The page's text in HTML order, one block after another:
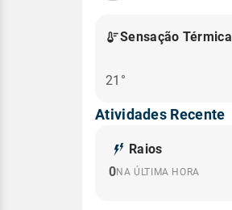
Sensação Térmica
21°
Atividades Recente
Raios
0NA ÚLTIMA HORA